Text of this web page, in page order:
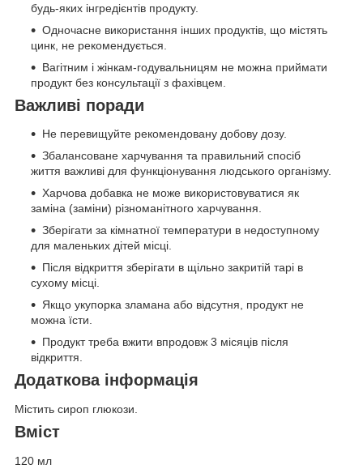
будь-яких інгредієнтів продукту.
Одночасне використання інших продуктів, що містять
цинк, не рекомендується.
Вагітним і жінкам-годувальницям не можна приймати
продукт без консультації з фахівцем.
Важливі поради
Не перевищуйте рекомендовану добову дозу.
Збалансоване харчування та правильний спосіб
життя важливі для функціонування людського організму.
Харчова добавка не може використовуватися як
заміна (заміни) різноманітного харчування.
Зберігати за кімнатної температури в недоступному
для маленьких дітей місці.
Після відкриття зберігати в щільно закритій тарі в
сухому місці.
Якщо укупорка зламана або відсутня, продукт не
можна їсти.
Продукт треба вжити впродовж 3 місяців після
відкриття.
Додаткова інформація
Містить сироп глюкози.
Вміст
120 мл